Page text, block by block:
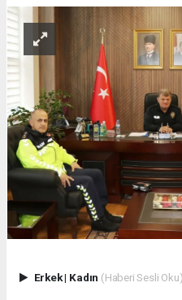
Erkek| Kadın (Haberi Sesli Oku)